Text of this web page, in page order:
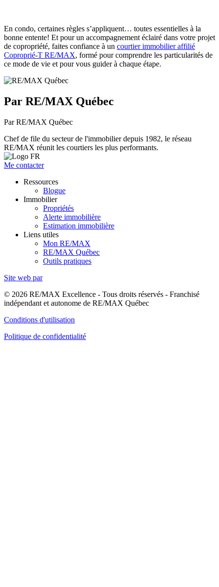
En condo, certaines règles s’appliquent… toutes essentielles à la
bonne entente! Et pour un accompagnement éclairé dans votre projet
de copropriété, faites confiance à un courtier immobilier affilié
Coproprié-T RE/MAX, formé pour comprendre les particularités de
ce mode de vie et pour vous guider à chaque étape.
Par RE/MAX Québec
Par RE/MAX Québec
Chef de file du secteur de l'immobilier depuis 1982, le réseau
RE/MAX réunit les courtiers les plus performants.
Me contacter
Ressources
Blogue
Immobilier
Propriétés
Alerte immobilière
Estimation immobilière
Liens utiles
Mon RE/MAX
RE/MAX Québec
Outils pratiques
Site web par
© 2026 RE/MAX Excellence - Tous droits réservés - Franchisé
indépendant et autonome de RE/MAX Québec
Conditions d'utilisation
Politique de confidentialité